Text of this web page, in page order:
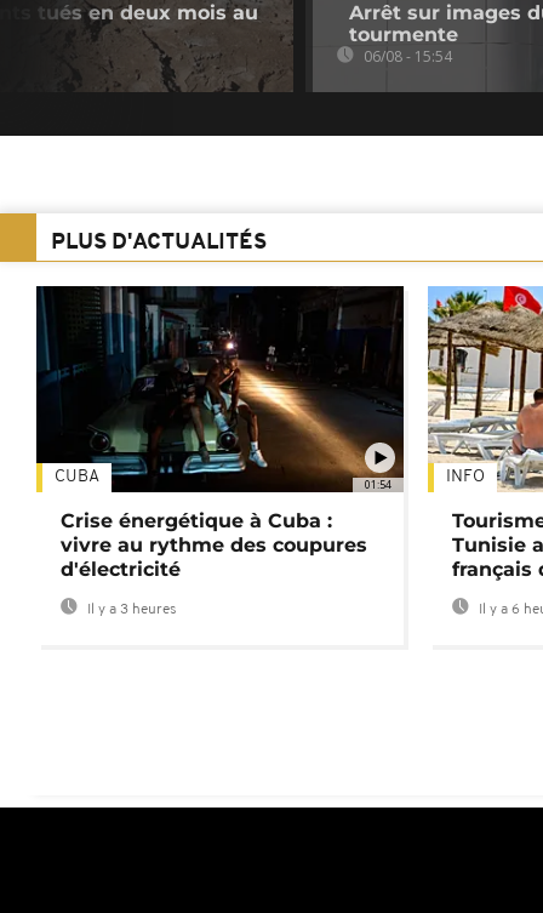
tués en deux mois au
Arrêt sur images
tourmente
06/08 - 15:54
PLUS D'ACTUALITÉS
01:54
CUBA
Crise énergétique à Cuba :
vivre au rythme des coupures
d'électricité
Il y a 3 heures
INFO
Tunisie
français
Il y a 6